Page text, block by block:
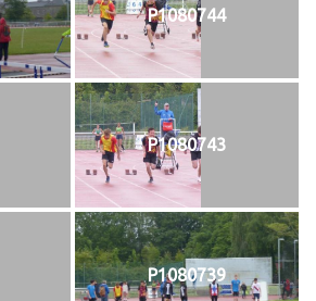
P1080744
P1080743
P1080739